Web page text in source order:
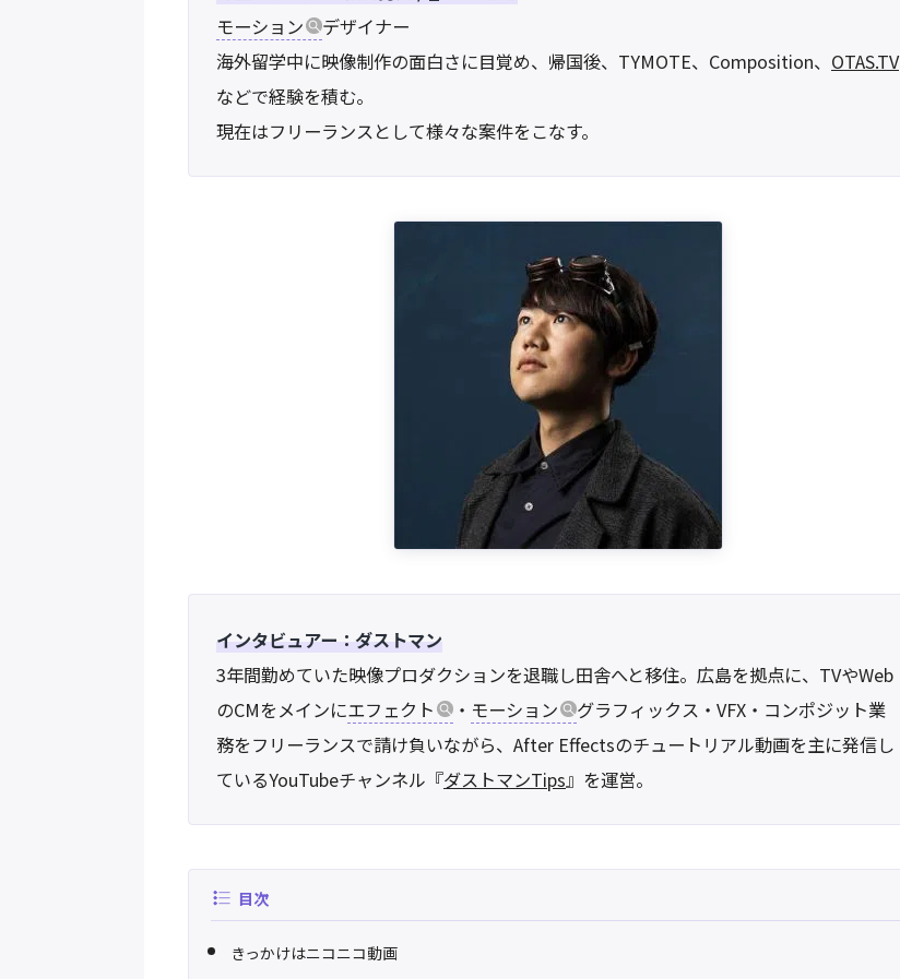
モーション
デザイナー
海外留学中に映像制作の面白さに目覚め、帰国後、TYMOTE、Composition、 OTAS.TV
などで経験を積む。
現在はフリーランスとして様々な案件をこなす。
インタビュアー：ダストマン
3年間勤めていた映像プロダクションを退職し田舎へと移住。広島を拠点に、TVやWeb
のCMをメインにエフェクト ・ モーション
グラフィックス・VFX・コンポジット業
務をフリーランスで請け負いながら、After Effectsのチュートリアル動画を主に発信し
ているYouTubeチャンネル『ダストマンTips』を運営。
目次
きっかけはニコニコ動画